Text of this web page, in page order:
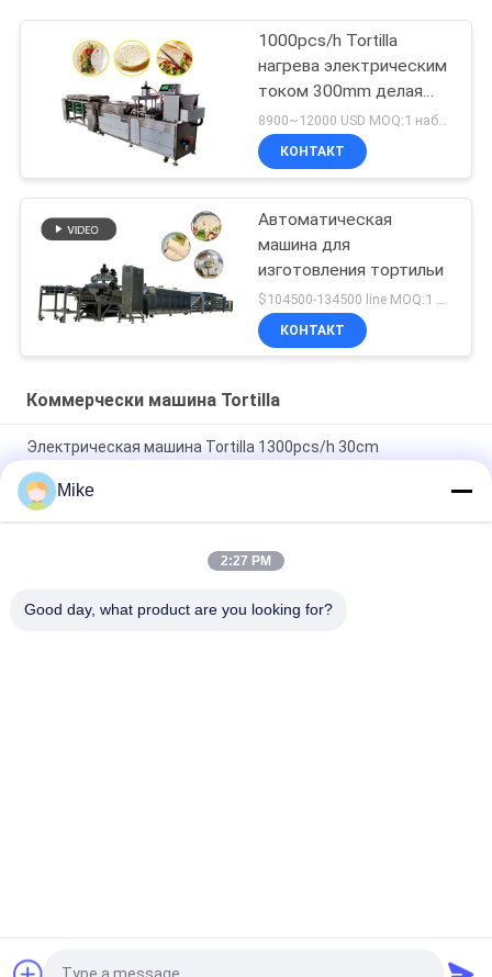
1000pcs/h Tortilla
нагрева электрическим
током 300mm делая
машину
8900~12000 USD MOQ:1 набор
КОНТАКТ
Автоматическая
машина для
изготовления тортильи
$104500-134500 line MOQ:1 НАБОР
КОНТАКТ
Коммерчески машина Tortilla
Электрическая машина Tortilla 1300pcs/h 30cm
коммерчески
машина Tortilla супермаркета 3600pcs/h 25cm
коммерчески
Блинчик Lacha Paratha Scallion делая машиной 3000 Pcs/H
Плода
Mike
2:27 PM
Good day, what product are you looking for?